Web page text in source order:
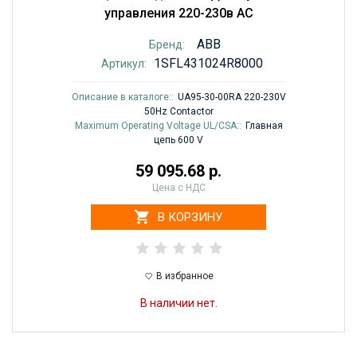
управления 220-230в AC
Бренд: ABB
Артикул: 1SFL431024R8000
Описание в каталоге:: UA95-30-00RA 220-230V
50Hz Contactor
Maximum Operating Voltage UL/CSA:: Главная
цепь 600 V
59 095.68 р.
Цена с НДС
В КОРЗИНУ
В избранное
В наличии нет.